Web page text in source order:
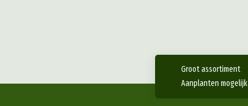
Groot assortiment
Aanplanten mogelijk